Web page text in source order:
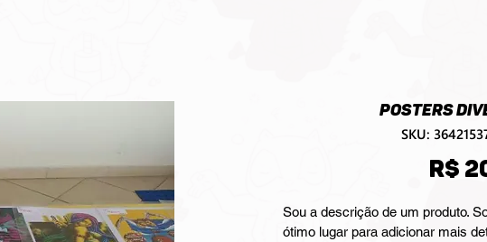
POSTERS
SKU:
R$
Sou a descrição de um produto.
ótimo lugar para adicionar mais